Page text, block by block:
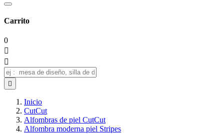
Carrito
0



Inicio
CutCut
Alfombras de piel CutCut
Alfombra moderna piel Stripes